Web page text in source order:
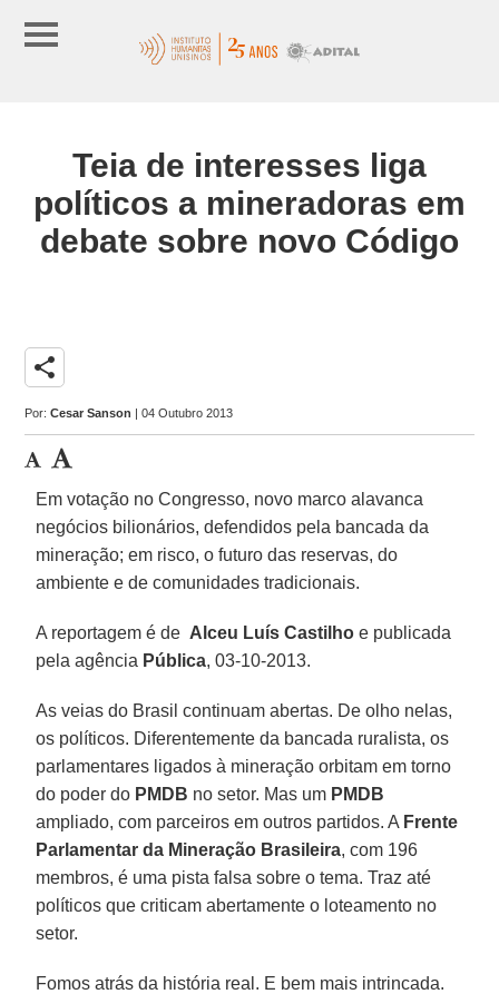
Teia de interesses liga
políticos a mineradoras em
debate sobre novo Código
share
Por:Cesar Sanson | 04 Outubro 2013
Em votação no Congresso, novo marco alavanca
negócios bilionários, defendidos pela bancada da
mineração; em risco, o futuro das reservas, do
ambiente e de comunidades tradicionais.
A reportagem é de Alceu Luís Castilho e publicada
pela agência Pública, 03-10-2013.
As veias do Brasil continuam abertas. De olho nelas,
os políticos. Diferentemente da bancada ruralista, os
parlamentares ligados à mineração orbitam em torno
do poder do PMDB no setor. Mas um PMDB
ampliado, com parceiros em outros partidos. A Frente
Parlamentar da Mineração Brasileira, com 196
membros, é uma pista falsa sobre o tema. Traz até
políticos que criticam abertamente o loteamento no
setor.
Fomos atrás da história real. E bem mais intrincada.